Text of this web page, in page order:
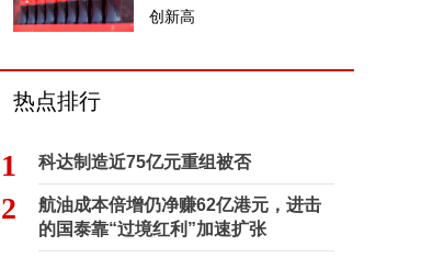
创新高
热点排行
1 科达制造近75亿元重组被否
2
航油成本倍增仍净赚62亿港元，进击
的国泰靠“过境红利”加速扩张